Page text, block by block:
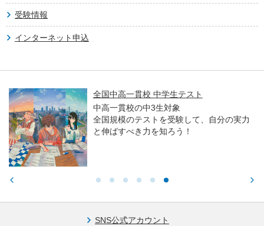
受験情報
インターネット申込
全国中高一貫校 中学生テスト
中高一貫校の中3生対象
全国規模のテストを受験して、自分の実力
と伸ばすべき力を知ろう！
SNS公式アカウント